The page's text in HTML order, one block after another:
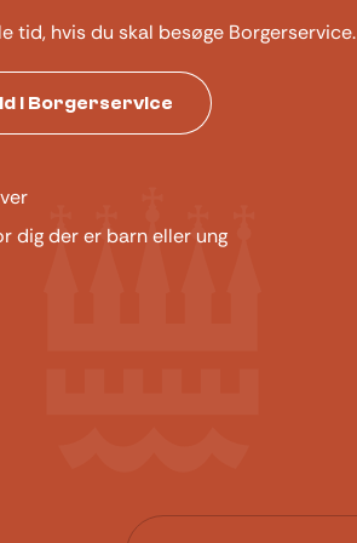
tid, hvis du skal besøge Borgerservice.
i Borgerservice
dig der er barn eller ung